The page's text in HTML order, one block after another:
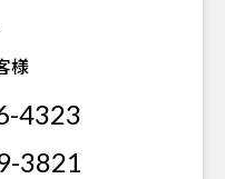
様
4323
3821